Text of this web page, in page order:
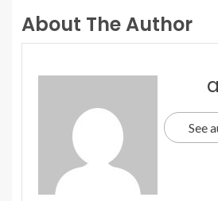
About The Author
See